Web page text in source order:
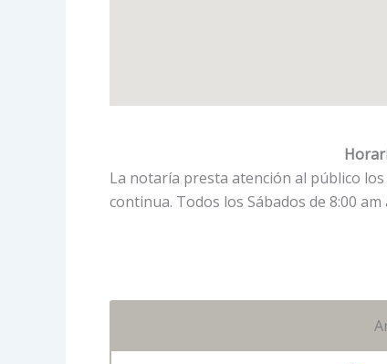
La notaría presta atención al público los
continua. Todos los Sábados de 8:00 am